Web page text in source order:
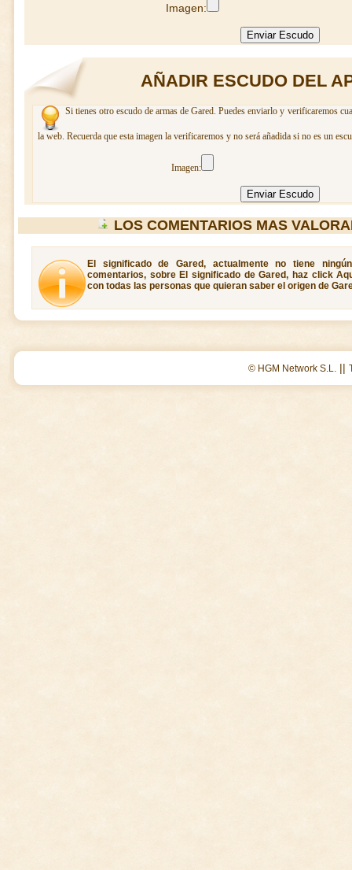
Imagen:
AÑADIR ESCUDO DEL
Si tienes otro escudo de armas de Gared. Puedes enviarlo y verificaremos
la web. Recuerda que esta imagen la verificaremos y no será añadida si no es un
Imagen:
LOS COMENTARIOS MAS
El significado de Gared, actualmente no tiene
comentarios, sobre El significado de Gared, haz click
con todas las personas que quieran saber el origen de
© HGM Network S.L. ||